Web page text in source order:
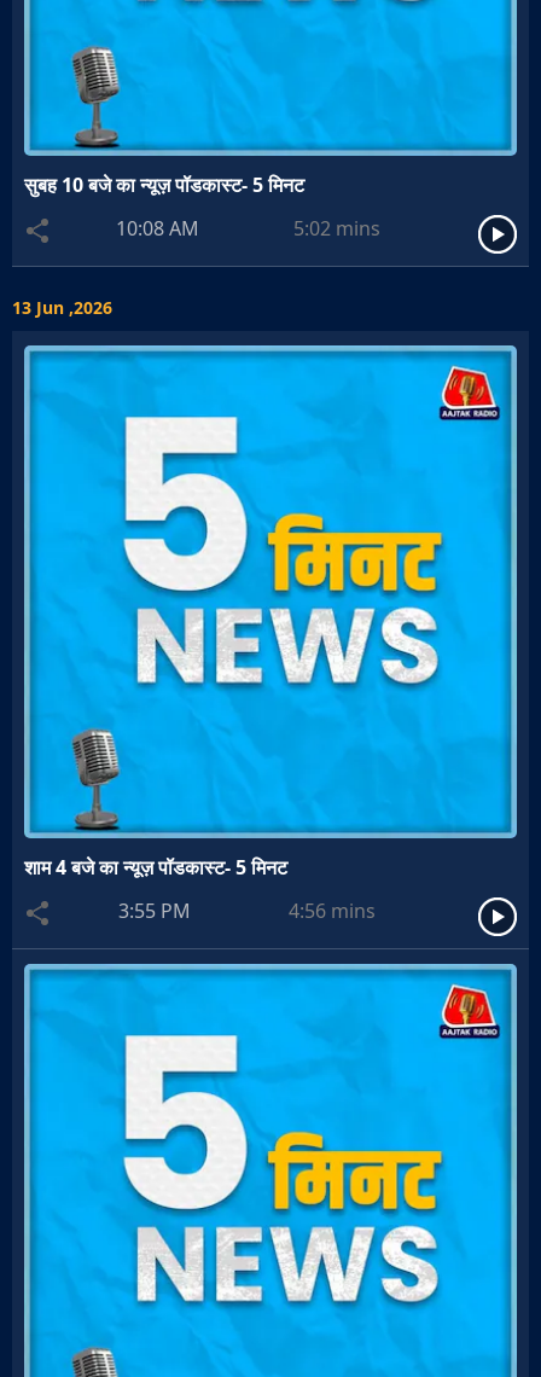
सुबह 10 बजे का न्यूज़ पॉडकास्ट- 5 मिनट
10:08 AM
5:02 mins
13 Jun ,2026
शाम 4 बजे का न्यूज़ पॉडकास्ट- 5 मिनट
3:55 PM
4:56 mins